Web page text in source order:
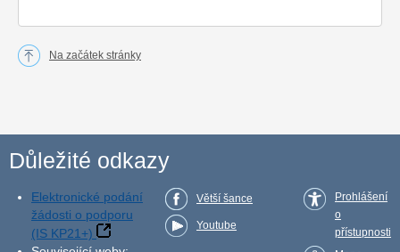
Na začátek stránky
Důležité odkazy
Elektronické podání
žádosti o podporu
(IS KP21+)
Větší šance
Youtube
Prohlášení
o
přístupnosti